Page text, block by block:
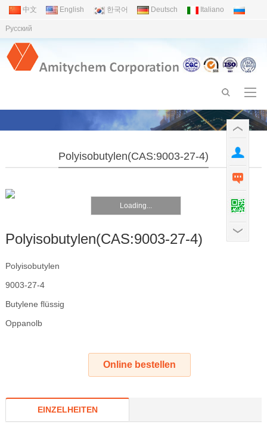
中文 English 한국어 Deutsch Italiano
Pусский
Polyisobutylen(CAS:9003-27-4)
Loading...
Polyisobutylen(CAS:9003-27-4)
Polyisobutylen
9003-27-4
Butylene flüssig
Oppanolb
Online bestellen
EINZELHEITEN